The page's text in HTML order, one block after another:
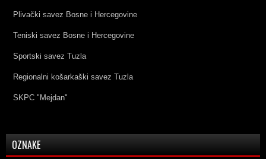
Plivački savez Bosne i Hercegovine
Teniski savez Bosne i Hercegovine
Sportski savez Tuzla
Regionalni košarkaški savez Tuzla
SKPC "Mejdan"
OZNAKE